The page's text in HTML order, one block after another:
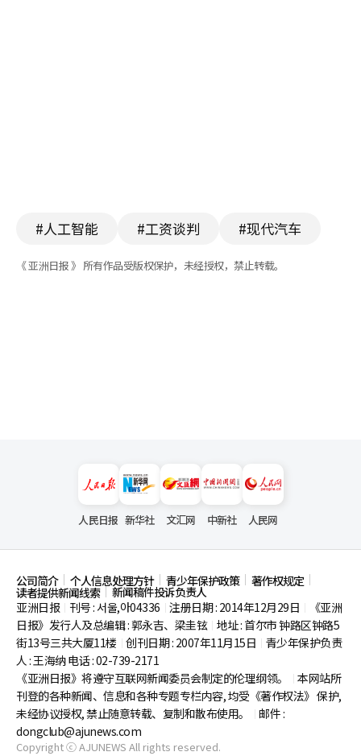
#人工智能 #工资谈判 #现代汽车
《 亚洲日报 》 所有作品受版权保护，未经授权，禁止转载。
人民日报 新华社 文汇网 中新社 人民网
公司简介 个人信息处理方针 青少年保护政策 著作权规定
读者提供新闻线索
新闻稿件投诉负责人
亚洲日报
刊号 : 서울,아04336 注册日期 : 2014年12月29日
《亚洲
日报》发行人及总编辑 : 郭永吉、梁圭铉 地址 : 首尔市钟路区钟路5
街13号三共大厦11楼 创刊日期 : 2007年11月15日
青少年保护负责
人 : 王海纳 电话 : 02-739-2171
《亚洲日报》将遵守互联网新闻委员会制定的伦理纲领。
本网站所
刊登的各种新闻、信息和各种专题专栏内容, 均受《著作权法》 保护,
未经协议授权, 禁止随意转载、复制和散布使用。
邮件 :
dongclub@ajunews.com
Copyright ⓒ AJUNEWS All rights reserved.